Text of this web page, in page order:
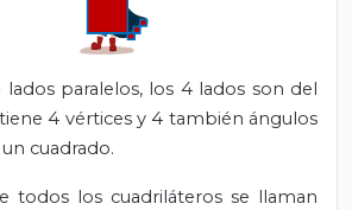
lados paralelos, los 4 lados son del
4 vértices y 4 también ángulos
cuadrado.
todos los cuadriláteros se llaman